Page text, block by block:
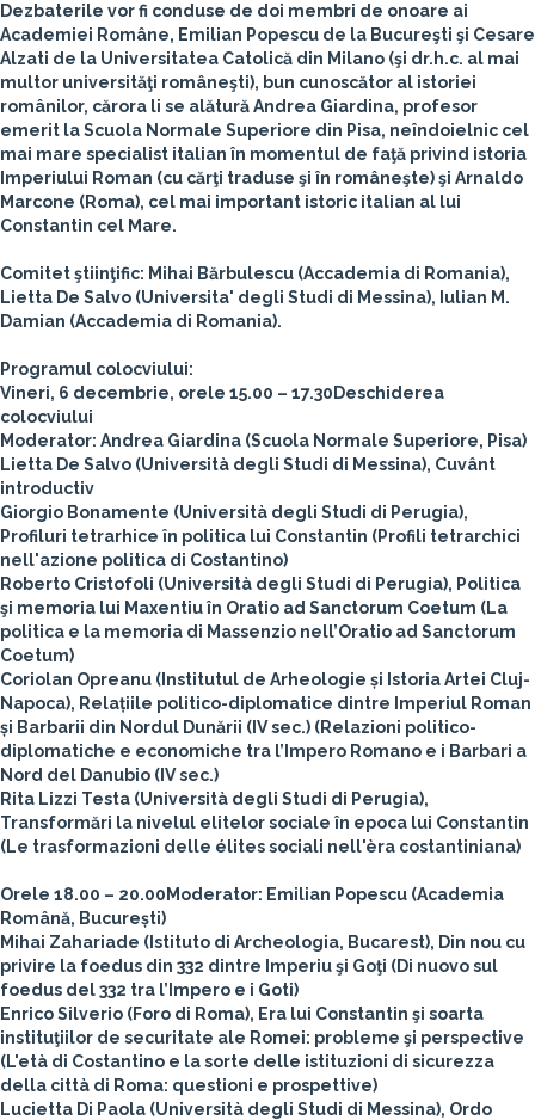
Dezbaterile vor fi conduse de doi membri de onoare ai
Academiei Române, Emilian Popescu de la Bucureşti şi Cesare
Alzati de la Universitatea Catolică din Milano (şi dr.h.c. al mai
multor universităţi româneşti), bun cunoscător al istoriei
românilor, cărora li se alătură Andrea Giardina, profesor
emerit la Scuola Normale Superiore din Pisa, neîndoielnic cel
mai mare specialist italian în momentul de faţă privind istoria
Imperiului Roman (cu cărţi traduse şi în româneşte) şi Arnaldo
Marcone (Roma), cel mai important istoric italian al lui
Constantin cel Mare.
Comitet ştiinţific: Mihai Bărbulescu (Accademia di Romania),
Lietta De Salvo (Universita' degli Studi di Messina), Iulian M.
Damian (Accademia di Romania).
Programul colocviului:
Vineri, 6 decembrie, orele 15.00 – 17.30 Deschiderea
colocviului
Moderator: Andrea Giardina (Scuola Normale Superiore, Pisa)
Lietta De Salvo (Università degli Studi di Messina), Cuvânt
introductiv
Giorgio Bonamente (Università degli Studi di Perugia),
Profiluri tetrarhice în politica lui Constantin (Profili tetrarchici
nell'azione politica di Costantino)
Roberto Cristofoli (Università degli Studi di Perugia), Politica
şi memoria lui Maxentiu în Oratio ad Sanctorum Coetum (La
politica e la memoria di Massenzio nell’Oratio ad Sanctorum
Coetum)
Coriolan Opreanu (Institutul de Arheologie și Istoria Artei Cluj-
Napoca), Relațiile politico-diplomatice dintre Imperiul Roman
și Barbarii din Nordul Dunării (IV sec.) (Relazioni politico-
diplomatiche e economiche tra l’Impero Romano e i Barbari a
Nord del Danubio (IV sec.)
Rita Lizzi Testa (Università degli Studi di Perugia),
Transformări la nivelul elitelor sociale în epoca lui Constantin
(Le trasformazioni delle élites sociali nell'èra costantiniana)
Orele 18.00 – 20.00 Moderator: Emilian Popescu (Academia
Română, București)
Mihai Zahariade (Istituto di Archeologia, Bucarest), Din nou cu
privire la foedus din 332 dintre Imperiu şi Goţi (Di nuovo sul
foedus del 332 tra l’Impero e i Goti)
Enrico Silverio (Foro di Roma), Era lui Constantin şi soarta
instituţiilor de securitate ale Romei: probleme şi perspective
(L'età di Costantino e la sorte delle istituzioni di sicurezza
della città di Roma: questioni e prospettive)
Lucietta Di Paola (Università degli Studi di Messina), Ordo